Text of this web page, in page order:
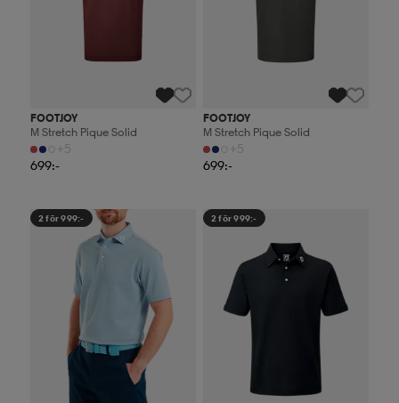
FOOTJOY
M Stretch Pique Solid
+5
699:-
FOOTJOY
M Stretch Pique Solid
+5
699:-
2 för 999:- 2 för 999:-